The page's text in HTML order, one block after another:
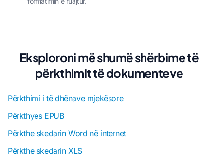
Eksploroni më shumë shërbime të
përkthimit të dokumenteve
Përkthimi i të dhënave mjekësore
Përkthyes EPUB
Përkthe skedarin Word në internet
Përkthe skedarin XLS